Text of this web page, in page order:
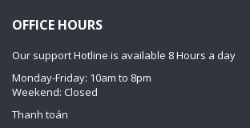
OFFICE HOURS
Our support Hotline is available 8 Hours a day
Monday-Friday: 10am to 8pm
Weekend: Closed
Thanh toán